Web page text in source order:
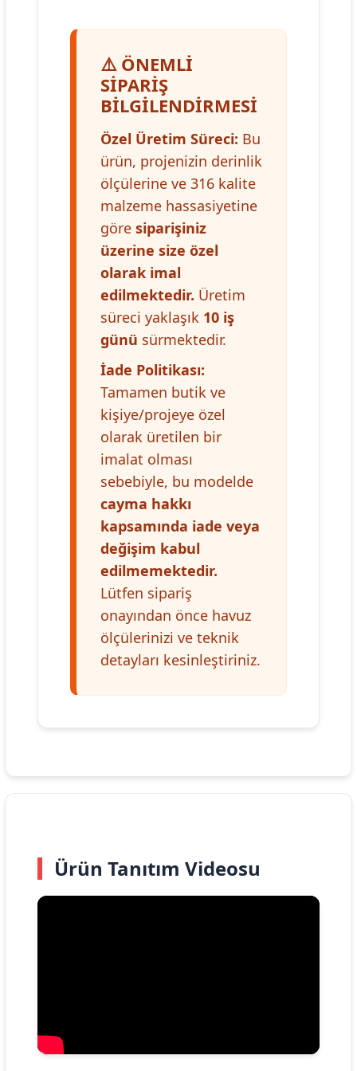
⚠️ ÖNEMLI
SIPARIŞ
BILGILENDIRMESI
Özel Üretim Süreci: Bu
ürün, projenizin derinlik
ölçülerine ve 316 kalite
malzeme hassasiyetine
göre siparişiniz
üzerine size özel
olarak imal
edilmektedir. Üretim
süreci yaklaşık 10 iş
günü sürmektedir.
İade Politikası:
Tamamen butik ve
kişiye/projeye özel
olarak üretilen bir
imalat olması
sebebiyle, bu modelde
cayma hakkı
kapsamında iade veya
değişim kabul
edilmemektedir.
Lütfen sipariş
onayından önce havuz
ölçülerinizi ve teknik
detayları kesinleştiriniz.
Ürün Tanıtım Videosu